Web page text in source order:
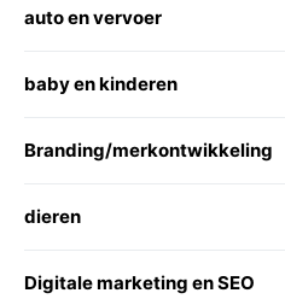
auto en vervoer
baby en kinderen
Branding/merkontwikkeling
dieren
Digitale marketing en SEO